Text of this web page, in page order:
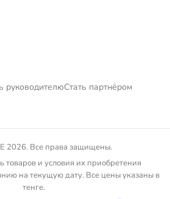
руководителюСтать партнёром
2026. Все права защищены.
товаров и условия их приобретения
на текущую дату. Все цены указаны в
тенге.